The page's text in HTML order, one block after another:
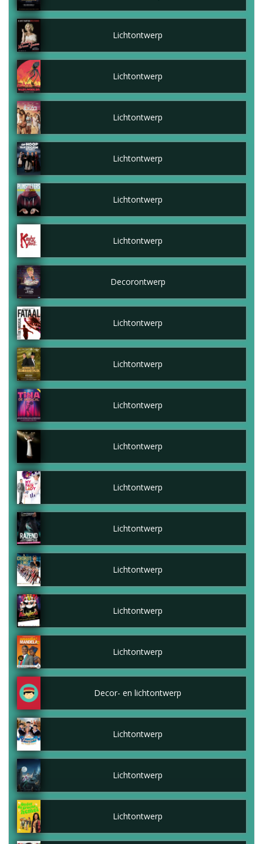
Lichtontwerp
Lichtontwerp
Lichtontwerp
Lichtontwerp
Lichtontwerp
Lichtontwerp
Decorontwerp
Lichtontwerp
Lichtontwerp
Lichtontwerp
Lichtontwerp
Lichtontwerp
Lichtontwerp
Lichtontwerp
Lichtontwerp
Lichtontwerp
Decor- en lichtontwerp
Lichtontwerp
Lichtontwerp
Lichtontwerp